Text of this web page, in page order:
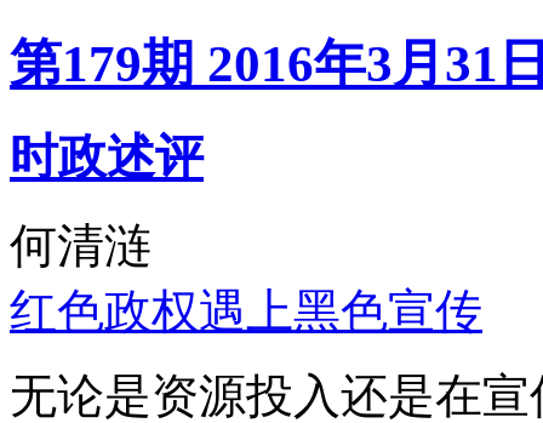
第179期 2016年3月31
时政述评
何清涟
红色政权遇上黑色宣传
无论是资源投入还是在